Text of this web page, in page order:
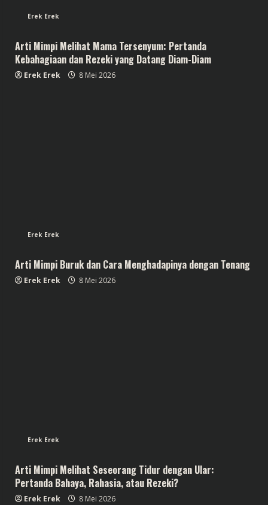
Erek Erek
Arti Mimpi Melihat Mama Tersenyum: Pertanda
Kebahagiaan dan Rezeki yang Datang Diam-Diam
Erek Erek 8 Mei 2026
Erek Erek
Arti Mimpi Buruk dan Cara Menghadapinya dengan Tenang
Erek Erek 8 Mei 2026
Erek Erek
Arti Mimpi Melihat Seseorang Tidur dengan Ular:
Pertanda Bahaya, Rahasia, atau Rezeki?
Erek Erek 8 Mei 2026